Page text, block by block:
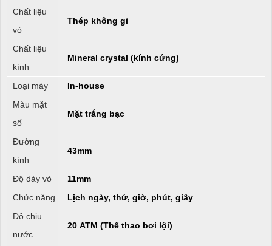
Chất liệu
vỏ
Thép không gỉ
Chất liệu
kính
Mineral crystal (kính cứng)
Loại máy
In-house
Màu mặt
số
Mặt trắng bạc
Đường
kính
43mm
Độ dày vỏ
11mm
Chức năng
Lịch ngày, thứ, giờ, phút, giây
Độ chịu
nước
20 ATM (Thể thao bơi lội)